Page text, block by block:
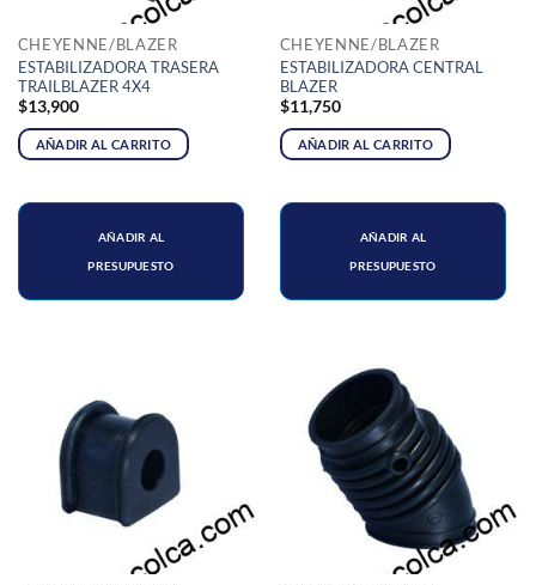
CHEYENNE/BLAZER
ESTABILIZADORA TRASERA
TRAILBLAZER 4X4
$13,900
AÑADIR AL CARRITO
AÑADIR AL
PRESUPUESTO
CHEYENNE/BLAZER
ESTABILIZADORA CENTRAL
BLAZER
$11,750
AÑADIR AL CARRITO
AÑADIR AL
PRESUPUESTO